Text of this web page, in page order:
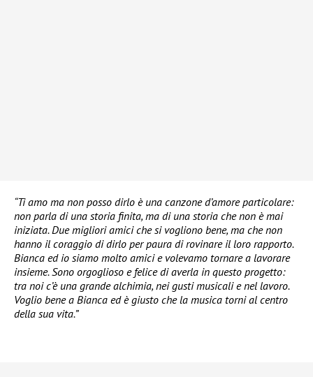
“Ti amo ma non posso dirlo è una canzone d’amore particolare:
non parla di una storia finita, ma di una storia che non è mai
iniziata. Due migliori amici che si vogliono bene, ma che non
hanno il coraggio di dirlo per paura di rovinare il loro rapporto.
Bianca ed io siamo molto amici e volevamo tornare a lavorare
insieme. Sono orgoglioso e felice di averla in questo progetto:
tra noi c’è una grande alchimia, nei gusti musicali e nel lavoro.
Voglio bene a Bianca ed è giusto che la musica torni al centro
della sua vita.”